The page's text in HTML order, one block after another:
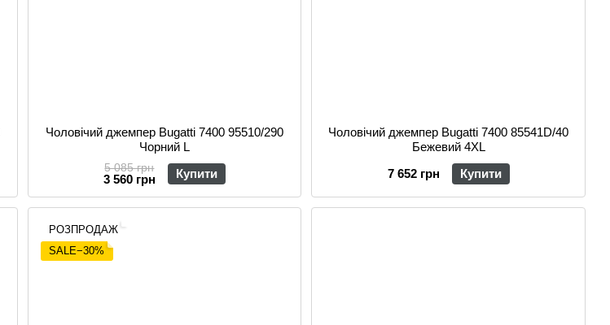
Чоловічий джемпер Bugatti 7400 95510/290
Чорний L
5 085 грн
3 560 грн Купити
Чоловічий джемпер Bugatti 7400 85541D/40
Бежевий 4XL
7 652 грн
Купити
РОЗПРОДАЖ
SALE−30%